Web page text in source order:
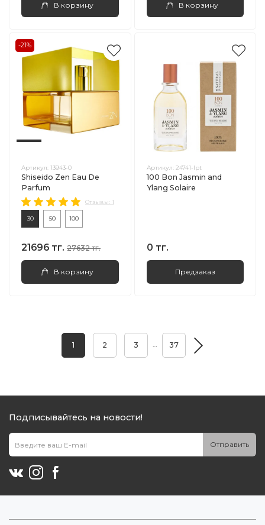
В корзину В корзину
-21%
Артикул: 13943-0
Shiseido Zen Eau De
Parfum
Отзывы: 1
30 50 100
21696 тг. 27632 тг.
В корзину
Артикул: 24741-lpt
100 Bon Jasmin and
Ylang Solaire
0 тг.
Предзаказ
1 2 3 … 37
Подписывайтесь на новости!
Отправить